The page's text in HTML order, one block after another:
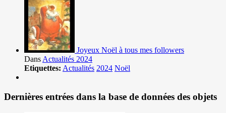
Joyeux Noël à tous mes followers
Dans Actualités 2024
Etiquettes: Actualités 2024 Noël
Dernières entrées dans la base de données des objets